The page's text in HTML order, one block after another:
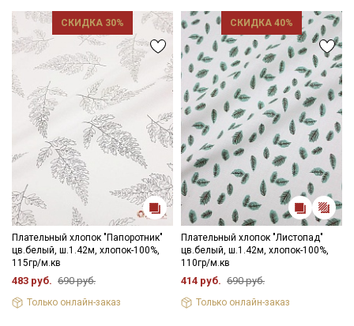
СКИДКА 30%
Плательный хлопок "Папоротник"
цв.белый, ш.1.42м, хлопок-100%,
115гр/м.кв
483 руб. 690 руб.
Только онлайн-заказ
СКИДКА 40%
Плательный хлопок "Листопад"
цв.белый, ш.1.42м, хлопок-100%,
110гр/м.кв
414 руб. 690 руб.
Только онлайн-заказ